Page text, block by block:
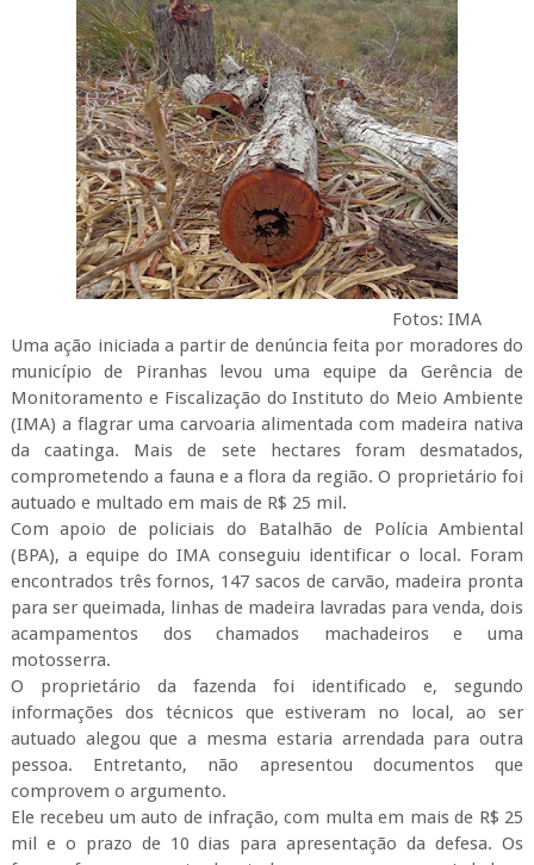
Fotos: IMA
Uma ação iniciada a partir de denúncia feita por moradores do
município de Piranhas levou uma equipe da Gerência de
Monitoramento e Fiscalização do Instituto do Meio Ambiente
(IMA) a flagrar uma carvoaria alimentada com madeira nativa
da caatinga. Mais de sete hectares foram desmatados,
comprometendo a fauna e a flora da região. O proprietário foi
autuado e multado em mais de R$ 25 mil.
Com apoio de policiais do Batalhão de Polícia Ambiental
(BPA), a equipe do IMA conseguiu identificar o local. Foram
encontrados três fornos, 147 sacos de carvão, madeira pronta
para ser queimada, linhas de madeira lavradas para venda, dois
acampamentos dos chamados machadeiros e uma
motosserra.
O proprietário da fazenda foi identificado e, segundo
informações dos técnicos que estiveram no local, ao ser
autuado alegou que a mesma estaria arrendada para outra
pessoa. Entretanto, não apresentou documentos que
comprovem o argumento.
Ele recebeu um auto de infração, com multa em mais de R$ 25
mil e o prazo de 10 dias para apresentação da defesa. Os